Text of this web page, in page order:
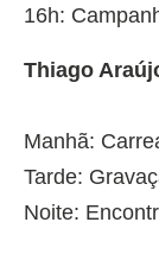
16h:
Thiago
Manhã:
Tarde:
Noite: